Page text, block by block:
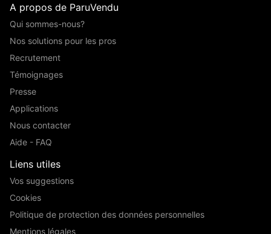
A propos de ParuVendu
Qui sommes-nous?
Nos solutions pour les pros
Recrutement
Témoignages
Presse
Applications
Nous contacter
Aide - FAQ
Liens utiles
Vos suggestions
Cookies
Politique de protection des données personnelles
Mentions légales